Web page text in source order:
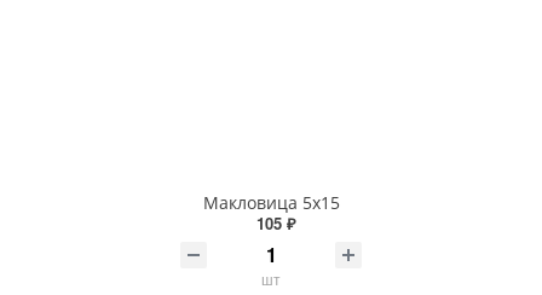
Макловица 5х15
105 ₽
шт